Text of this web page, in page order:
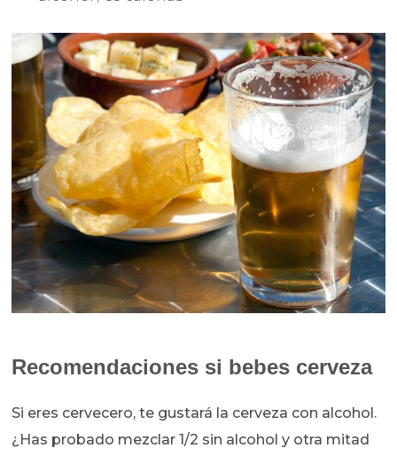
Recomendaciones si bebes cerveza
Si eres cervecero, te gustará la cerveza con alcohol.
¿Has probado mezclar 1/2 sin alcohol y otra mitad